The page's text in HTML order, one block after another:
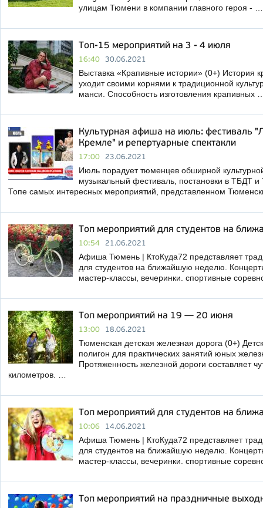
улицам Тюмени в компании главного героя - …
Топ-15 мероприятий на 3 - 4 июля
16:40 30.06.2021
Выставка «Крапивные истории» (0+) История
уходит своими корнями к традиционной
манси. Способность изготовления крапивных
Культурная афиша на июль: фестиваль
Кремле" и репертуарные спектакли
17:00 23.06.2021
Июль порадует тюменцев обширной
музыкальный фестиваль, постановки в ТБДТ и
Топе самых интересных мероприятий, представленном
Топ мероприятий для студентов на
10:54 21.06.2021
Афиша Тюмень | КтоКуда72 представляет
для студентов на ближайшую неделю.
мастер-классы, вечеринки. спортивные
Топ мероприятий на 19 — 20 июня
13:00 18.06.2021
Тюменская детская железная дорога (0+)
полигон для практических занятий юных
Протяженность железной дороги составляет
километров. …
Топ мероприятий для студентов на
10:06 14.06.2021
Афиша Тюмень | КтоКуда72 представляет
для студентов на ближайшую неделю.
мастер-классы, вечеринки. спортивные
Топ мероприятий на праздничные